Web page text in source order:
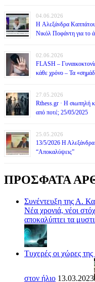
04.06.2026
H Αλεξάνδρα Καππάτου
Νικόλ Ποφάντη για το
02.06.2026
FLASH –
κάθε χρόνο – Τα
27.05.2026
Rthess.gr · Η σιωπηλή
από ποτέ; 25/05/2025
25.05.2026
13/5/2026 Η
“Αποκαλύψεις”
ΠΡΟΣΦΑΤΑ
Συνέντευξη της Α.
Νέα χρονιά, νέοι
αποκαλύπτει τα
Τυχερές οι χώρες
στον ήλιο 13.03.2023